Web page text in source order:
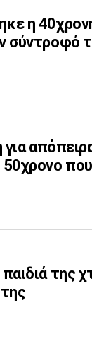
η
σύντροφό
της